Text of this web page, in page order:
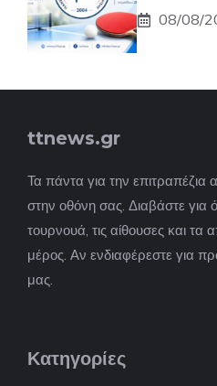
08/08/
ttnews.gr
Τα πάντα για την επιτραπέζια
στην οθόνη σας. Διαβάστε για
τουρνουά, τις αίθουσες και
μέρος. Αν ενδιαφέρεστε για
μας.
Κατηγορίες